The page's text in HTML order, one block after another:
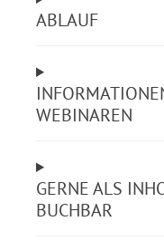
Schufa &
Pfändung &
Tag 2:Praktische
Aufgabenkreis
Abgrenzung
ABLAUF
WEBINAREN
GERNE ALS
BUCHBAR